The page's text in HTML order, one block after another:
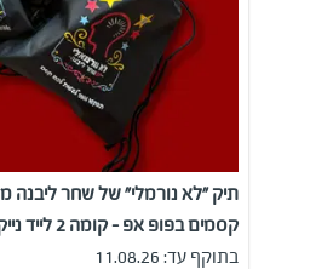
תיק "לא נורמלי" של שחר ליבנה
קסמים בפופ אפ - קומה 2 לייד נייק
בתוקף עד: 11.08.26